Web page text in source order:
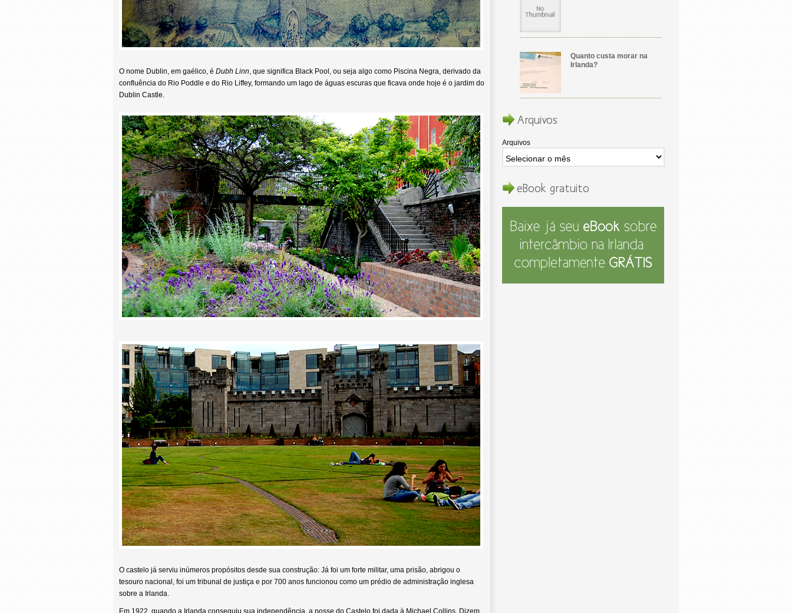
O nome Dublin, em gaélico, é Dubh Linn, que significa Black Pool, ou seja algo como Piscina Negra, derivado da
confluência do Rio Poddle e do Rio Liffey, formando um lago de águas escuras que ficava onde hoje é o jardim do
Dublin Castle.
O castelo já serviu inúmeros propósitos desde sua construção: Já foi um forte militar, uma prisão, abrigou o
tesouro nacional, foi um tribunal de justiça e por 700 anos funcionou como um prédio de administração inglesa
sobre a Irlanda.
Em 1922, quando a Irlanda conseguiu sua independência, a posse do Castelo foi dada à Michael Collins. Dizem
Quanto custa morar na
Irlanda?
Arquivos
Arquivos
eBook gratuito